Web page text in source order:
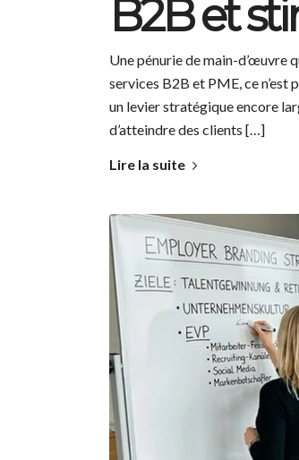
B2B et
Une pénurie de main-d’œuvre
services B2B et PME, ce n’est
un levier stratégique encore
d’atteindre des clients […]
Lire la suite